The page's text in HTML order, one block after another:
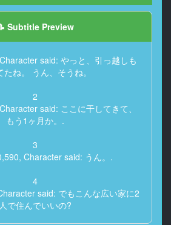
Subtitle Preview
said: やっと、引っ越しも
たね。 うん、そうね。
2
said: ここに干してきて、
もう1ヶ月か。.
3
Character said: うん。.
4
said: でもこんな広い家に2
人で住んでいいの?